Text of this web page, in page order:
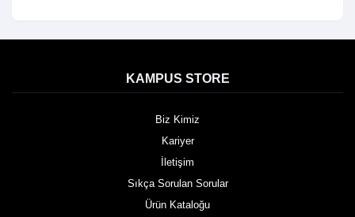
KAMPUS STORE
Biz Kimiz
Kariyer
İletişim
Sıkça Sorulan Sorular
Ürün Kataloğu